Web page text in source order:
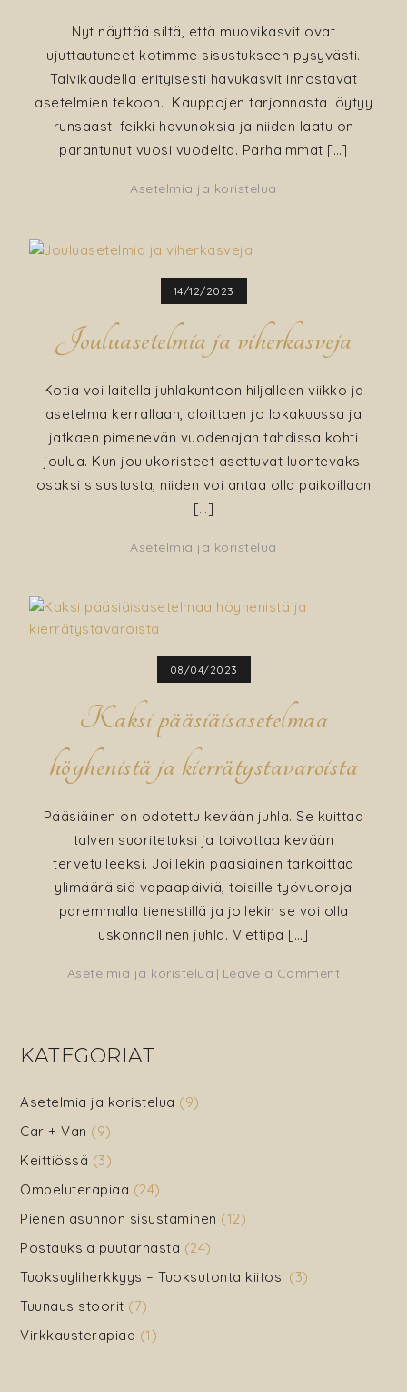
Nyt näyttää siltä, että muovikasvit ovat
ujuttautuneet kotimme sisustukseen pysyvästi.
Talvikaudella erityisesti havukasvit innostavat
asetelmien tekoon. Kauppojen tarjonnasta löytyy
runsaasti feikki havunoksia ja niiden laatu on
parantunut vuosi vuodelta. Parhaimmat […]
Asetelmia ja koristelua
14/12/2023
Jouluasetelmia ja viherkasveja
Kotia voi laitella juhlakuntoon hiljalleen viikko ja
asetelma kerrallaan, aloittaen jo lokakuussa ja
jatkaen pimenevän vuodenajan tahdissa kohti
joulua. Kun joulukoristeet asettuvat luontevaksi
osaksi sisustusta, niiden voi antaa olla paikoillaan
[…]
Asetelmia ja koristelua
08/04/2023
Kaksi pääsiäisasetelmaa
höyhenistä ja kierrätystavaroista
Pääsiäinen on odotettu kevään juhla. Se kuittaa
talven suoritetuksi ja toivottaa kevään
tervetulleeksi. Joillekin pääsiäinen tarkoittaa
ylimääräisiä vapaapäiviä, toisille työvuoroja
paremmalla tienestillä ja jollekin se voi olla
uskonnollinen juhla. Viettipä […]
Asetelmia ja koristelua Leave a Comment
KATEGORIAT
Asetelmia ja koristelua (9)
Car + Van (9)
Keittiössä (3)
Ompeluterapiaa (24)
Pienen asunnon sisustaminen (12)
Postauksia puutarhasta (24)
Tuoksuyliherkkyys – Tuoksutonta kiitos! (3)
Tuunaus stoorit (7)
Virkkausterapiaa (1)